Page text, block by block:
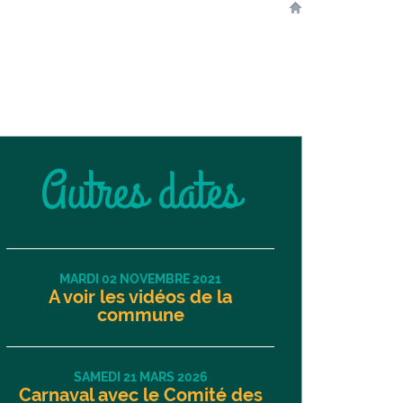
Autres dates
MARDI 02 NOVEMBRE 2021
A voir les vidéos de la
commune
SAMEDI 21 MARS 2026
Carnaval avec le Comité des